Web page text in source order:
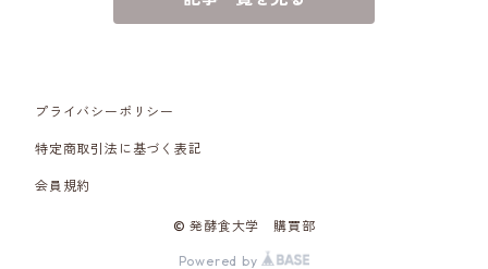
プライバシーポリシー
特定商取引法に基づく表記
会員規約
© 発酵食大学 購買部
Powered by